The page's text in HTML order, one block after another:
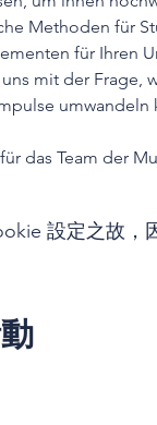
Methoden für
für Ihren
mit der Frage,
umwandeln
das Team der
設定之故，